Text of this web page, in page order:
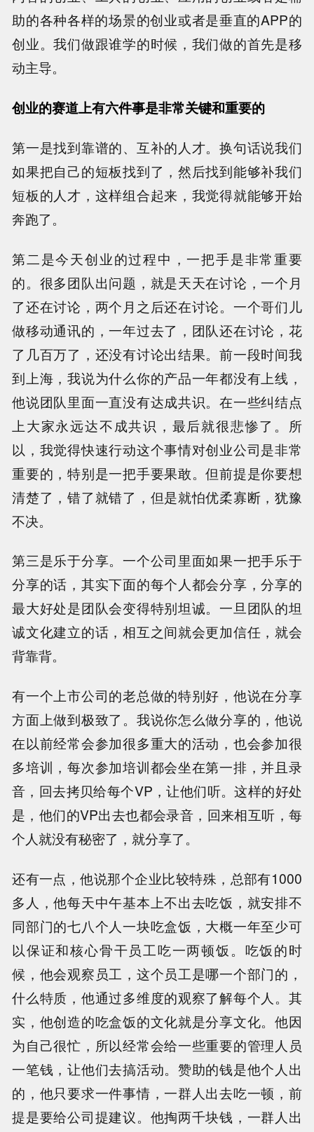
助的各种各样的场景的创业或者是垂直的APP的
创业。我们做跟谁学的时候，我们做的首先是移
动主导。
创业的赛道上有六件事是非常关键和重要的
第一是找到靠谱的、互补的人才。换句话说我们
如果把自己的短板找到了，然后找到能够补我们
短板的人才，这样组合起来，我觉得就能够开始
奔跑了。
第二是今天创业的过程中，一把手是非常重要
的。很多团队出问题，就是天天在讨论，一个月
了还在讨论，两个月之后还在讨论。一个哥们儿
做移动通讯的，一年过去了，团队还在讨论，花
了几百万了，还没有讨论出结果。前一段时间我
到上海，我说为什么你的产品一年都没有上线，
他说团队里面一直没有达成共识。在一些纠结点
上大家永远达不成共识，最后就很悲惨了。所
以，我觉得快速行动这个事情对创业公司是非常
重要的，特别是一把手要果敢。但前提是你要想
清楚了，错了就错了，但是就怕优柔寡断，犹豫
不决。
第三是乐于分享。一个公司里面如果一把手乐于
分享的话，其实下面的每个人都会分享，分享的
最大好处是团队会变得特别坦诚。一旦团队的坦
诚文化建立的话，相互之间就会更加信任，就会
背靠背。
有一个上市公司的老总做的特别好，他说在分享
方面上做到极致了。我说你怎么做分享的，他说
在以前经常会参加很多重大的活动，也会参加很
多培训，每次参加培训都会坐在第一排，并且录
音，回去拷贝给每个VP，让他们听。这样的好处
是，他们的VP出去也都会录音，回来相互听，每
个人就没有秘密了，就分享了。
还有一点，他说那个企业比较特殊，总部有1000
多人，他每天中午基本上不出去吃饭，就安排不
同部门的七八个人一块吃盒饭，大概一年至少可
以保证和核心骨干员工吃一两顿饭。吃饭的时
候，他会观察员工，这个员工是哪一个部门的，
什么特质，他通过多维度的观察了解每个人。其
实，他创造的吃盒饭的文化就是分享文化。他因
为自己很忙，所以经常会给一些重要的管理人员
一笔钱，让他们去搞活动。赞助的钱是他个人出
的，他只要求一件事情，一群人出去吃一顿，前
提是要给公司提建议。他掏两千块钱，一群人出